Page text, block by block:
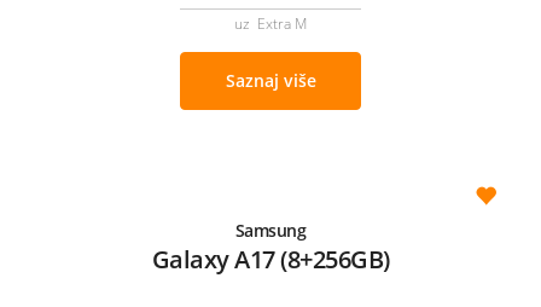
uz Extra M
Saznaj više
Samsung
Galaxy A17 (8+256GB)